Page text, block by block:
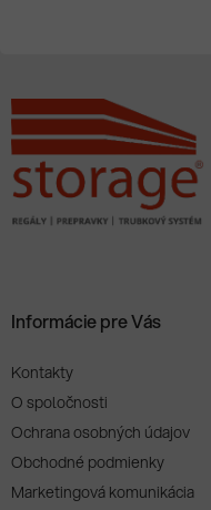
Informácie pre Vás
Kontakty
O spoločnosti
Ochrana osobných údajov
Obchodné podmienky
Marketingová komunikácia